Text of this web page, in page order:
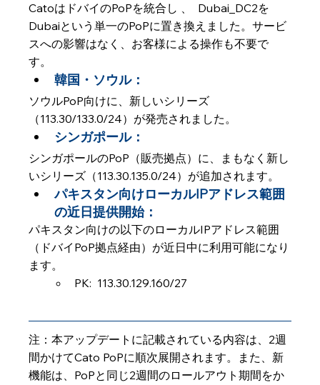
CatoはドバイのPoPを統合し 、  Dubai_DC2を
Dubaiという単一のPoPに置き換えました。サービ
スへの影響はなく、お客様による操作も不要で
す。
韓国・ソウル：
ソウルPoP向けに、新しいシリーズ
（113.30/133.0/24）が発売されました。
シンガポール：
シンガポールのPoP（販売拠点）に、まもなく新し
いシリーズ（113.30.135.0/24）が追加されます。
パキスタン向けローカルIPアドレス範囲
の近日提供開始：
パキスタン向けの以下のローカルIPアドレス範囲
（ドバイPoP拠点経由）が近日中に利用可能になり
ます。
PK:  113.30.129.160/27
注：本アップデートに記載されている内容は、2週
間かけてCato PoPに順次展開されます。また、新
機能は、PoPと同じ2週間のロールアウト期間をか